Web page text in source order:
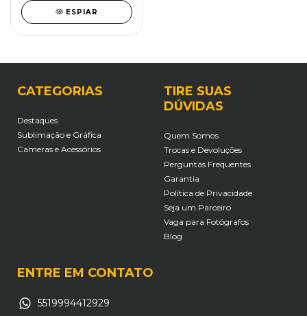
ESPIAR
CATEGORIAS
Destaques
Sublimação e Gráfica
Cameras e Acessórios
TIRE SUAS
DÚVIDAS
Quem Somos
Trocas e Devoluções
Perguntas Frequentes
Garantia
Política de Privacidade
Seja um Parceiro
Vaga para Fotógrafos
Blog
ENTRE EM CONTATO
5519994412929